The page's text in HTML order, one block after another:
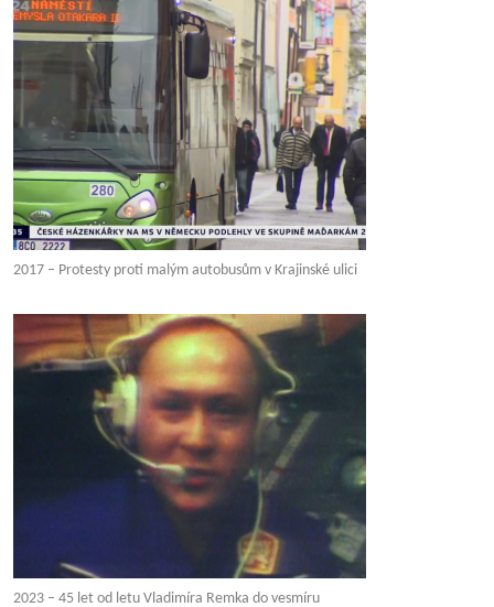
2017 – Protesty proti malým autobusům v Krajinské ulici
2023 – 45 let od letu Vladimíra Remka do vesmíru